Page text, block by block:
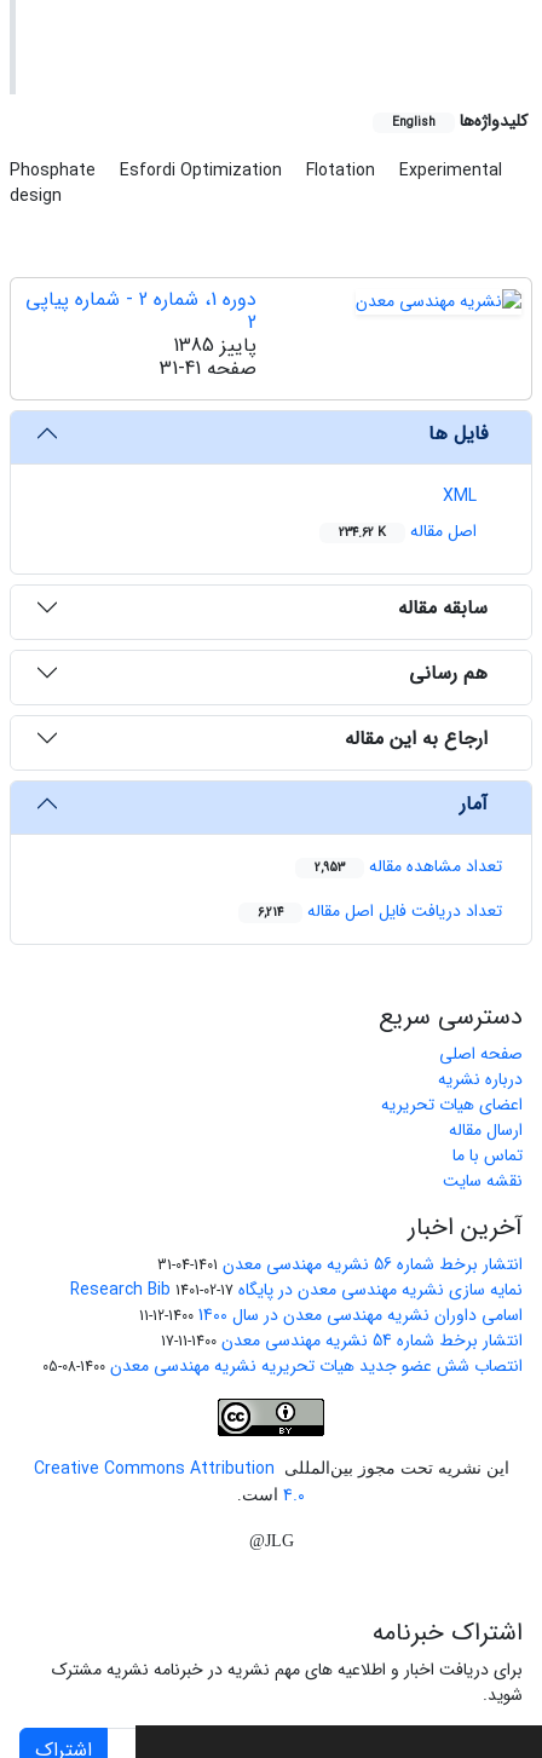
کلیدواژه‌ها English
Phosphate Esfordi Optimization Flotation
Experimental
design
دوره 1، شماره 2 - شماره پیاپی
2
پاییز 1385
صفحه 31-41
فایل ها
XML
اصل مقاله
234.62 K
سابقه مقاله
هم رسانی
ارجاع به این مقاله
آمار
تعداد مشاهده مقاله 2,953
تعداد دریافت فایل اصل مقاله 6,214
دسترسی سریع
صفحه اصلی
درباره نشریه
اعضای هیات تحریریه
ارسال مقاله
تماس با ما
نقشه سایت
آخرین اخبار
انتشار برخط شماره 56 نشریه مهندسی معدن 1401-04-31
نمایه سازی نشریه مهندسی معدن در پایگاه Research Bib 1401-02-17
اسامی داوران نشریه مهندسی معدن در سال 1400 1400-12-11
انتشار برخط شماره 54 نشریه مهندسی معدن 1400-11-17
انتصاب شش عضو جدید هیات تحریریه نشریه مهندسی معدن 1400-08-05
این نشریه تحت مجوز بین‌المللی
Creative Commons Attribution
4.0 است.
JLG@
اشتراک خبرنامه
برای دریافت اخبار و اطلاعیه های مهم نشریه در خبرنامه نشریه مشترک
شوید.
اشتراک